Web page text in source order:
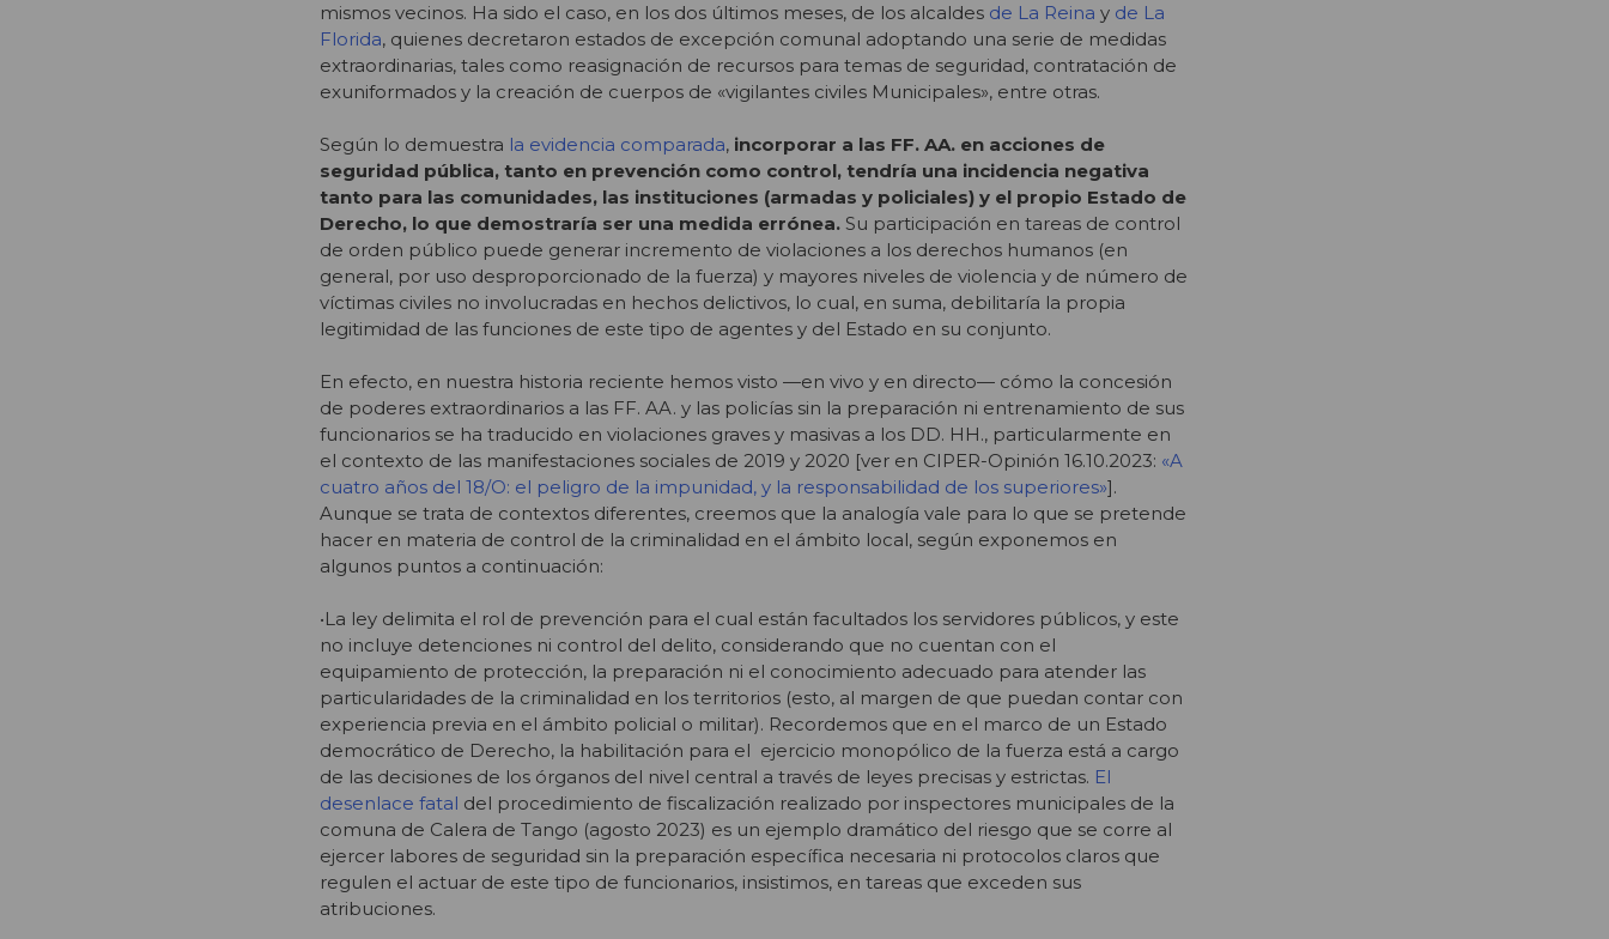
mismos vecinos. Ha sido el caso, en los dos últimos meses, de los alcaldes de La Reina y de La
Florida, quienes decretaron estados de excepción comunal adoptando una serie de medidas
extraordinarias, tales como reasignación de recursos para temas de seguridad, contratación de
exuniformados y la creación de cuerpos de «vigilantes civiles Municipales», entre otras.
Según lo demuestra la evidencia comparada, incorporar a las FF. AA. en acciones de
seguridad pública, tanto en prevención como control, tendría una incidencia negativa
tanto para las comunidades, las instituciones (armadas y policiales) y el propio Estado de
Derecho, lo que demostraría ser una medida errónea. Su participación en tareas de control
de orden público puede generar incremento de violaciones a los derechos humanos (en
general, por uso desproporcionado de la fuerza) y mayores niveles de violencia y de número de
víctimas civiles no involucradas en hechos delictivos, lo cual, en suma, debilitaría la propia
legitimidad de las funciones de este tipo de agentes y del Estado en su conjunto.
En efecto, en nuestra historia reciente hemos visto —en vivo y en directo— cómo la concesión
de poderes extraordinarios a las FF. AA. y las policías sin la preparación ni entrenamiento de sus
funcionarios se ha traducido en violaciones graves y masivas a los DD. HH., particularmente en
el contexto de las manifestaciones sociales de 2019 y 2020 [ver en CIPER-Opinión 16.10.2023: «A
cuatro años del 18/O: el peligro de la impunidad, y la responsabilidad de los superiores»].
Aunque se trata de contextos diferentes, creemos que la analogía vale para lo que se pretende
hacer en materia de control de la criminalidad en el ámbito local, según exponemos en
algunos puntos a continuación:
•La ley delimita el rol de prevención para el cual están facultados los servidores públicos, y este
no incluye detenciones ni control del delito, considerando que no cuentan con el
equipamiento de protección, la preparación ni el conocimiento adecuado para atender las
particularidades de la criminalidad en los territorios (esto, al margen de que puedan contar con
experiencia previa en el ámbito policial o militar). Recordemos que en el marco de un Estado
democrático de Derecho, la habilitación para el ejercicio monopólico de la fuerza está a cargo
de las decisiones de los órganos del nivel central a través de leyes precisas y estrictas. El
desenlace fatal del procedimiento de fiscalización realizado por inspectores municipales de la
comuna de Calera de Tango (agosto 2023) es un ejemplo dramático del riesgo que se corre al
ejercer labores de seguridad sin la preparación específica necesaria ni protocolos claros que
regulen el actuar de este tipo de funcionarios, insistimos, en tareas que exceden sus
atribuciones.